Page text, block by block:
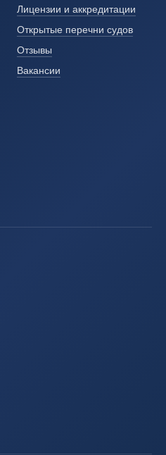
Лицензии и аккредитации
Открытые перечни судов
Отзывы
Вакансии